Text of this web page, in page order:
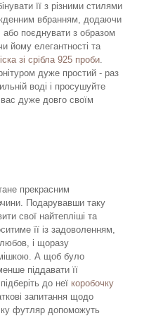
її з різними стилями
вбранням, додаючи
або поєднувати з образом
йому елегантності та
зі срібла 925 проби.
дуже простий - раз
воді і просушуйте
дуже довго своїм
прекрасним
Подарувавши таку
свої найтепліші та
її із задоволенням,
і щоразу
А щоб було
піддавати її
до неї коробочку
запитання щодо
футляр допоможуть